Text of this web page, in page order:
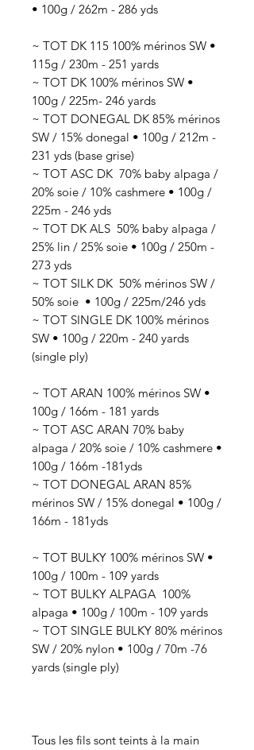
• 100g / 262m - 286 yds
~ TOT DK 115 100% mérinos SW •
115g / 230m - 251 yards
~ TOT DK 100% mérinos SW •
100g / 225m- 246 yards
~ TOT DONEGAL DK 85% mérinos
SW / 15% donegal • 100g / 212m -
231 yds (base grise)
~ TOT ASC DK 70% baby alpaga /
20% soie / 10% cashmere • 100g /
225m - 246 yds
~ TOT DK ALS 50% baby alpaga /
25% lin / 25% soie • 100g / 250m -
273 yds
~ TOT SILK DK 50% mérinos SW /
50% soie • 100g / 225m/246 yds
~ TOT SINGLE DK 100% mérinos
SW • 100g / 220m - 240 yards
(single ply)
~ TOT ARAN 100% mérinos SW •
100g / 166m - 181 yards
~ TOT ASC ARAN 70% baby
alpaga / 20% soie / 10% cashmere •
100g / 166m -181yds
~ TOT DONEGAL ARAN 85%
mérinos SW / 15% donegal • 100g /
166m - 181yds
~ TOT BULKY 100% mérinos SW •
100g / 100m - 109 yards
~ TOT BULKY ALPAGA 100%
alpaga • 100g / 100m - 109 yards
~ TOT SINGLE BULKY 80% mérinos
SW / 20% nylon • 100g / 70m -76
yards (single ply)
Tous les fils sont teints à la main